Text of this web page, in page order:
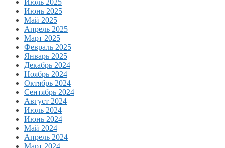
Июль 2025
Июнь 2025
Май 2025
Апрель 2025
Март 2025
Февраль 2025
Январь 2025
Декабрь 2024
Ноябрь 2024
Октябрь 2024
Сентябрь 2024
Август 2024
Июль 2024
Июнь 2024
Май 2024
Апрель 2024
Март 2024